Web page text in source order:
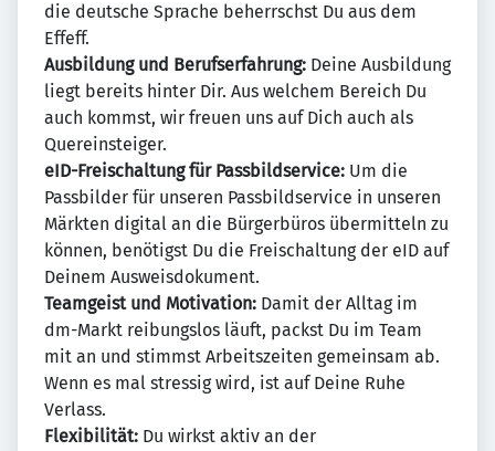
die deutsche Sprache beherrschst Du aus dem
Effeff.
Ausbildung und Berufserfahrung: Deine Ausbildung
liegt bereits hinter Dir. Aus welchem Bereich Du
auch kommst, wir freuen uns auf Dich auch als
Quereinsteiger.
eID-Freischaltung für Passbildservice: Um die
Passbilder für unseren Passbildservice in unseren
Märkten digital an die Bürgerbüros übermitteln zu
können, benötigst Du die Freischaltung der eID auf
Deinem Ausweisdokument.
Teamgeist und Motivation: Damit der Alltag im
dm-Markt reibungslos läuft, packst Du im Team
mit an und stimmst Arbeitszeiten gemeinsam ab.
Wenn es mal stressig wird, ist auf Deine Ruhe
Verlass.
Flexibilität: Du wirkst aktiv an der